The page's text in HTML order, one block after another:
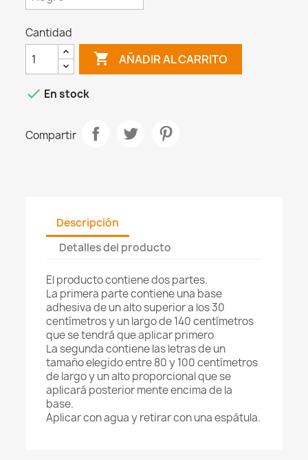
Cantidad
 AÑADIR AL CARRITO
 En stock
Compartir
Descripción
Detalles del producto
El producto contiene dos partes.
La primera parte contiene una base
adhesiva de un alto superior a los 30
centímetros y un largo de 140 centímetros
que se tendrá que aplicar primero
La segunda contiene las letras de un
tamaño elegido entre 80 y 100 centímetros
de largo y un alto proporcional que se
aplicará posterior mente encima de la
base.
Aplicar con agua y retirar con una espátula.